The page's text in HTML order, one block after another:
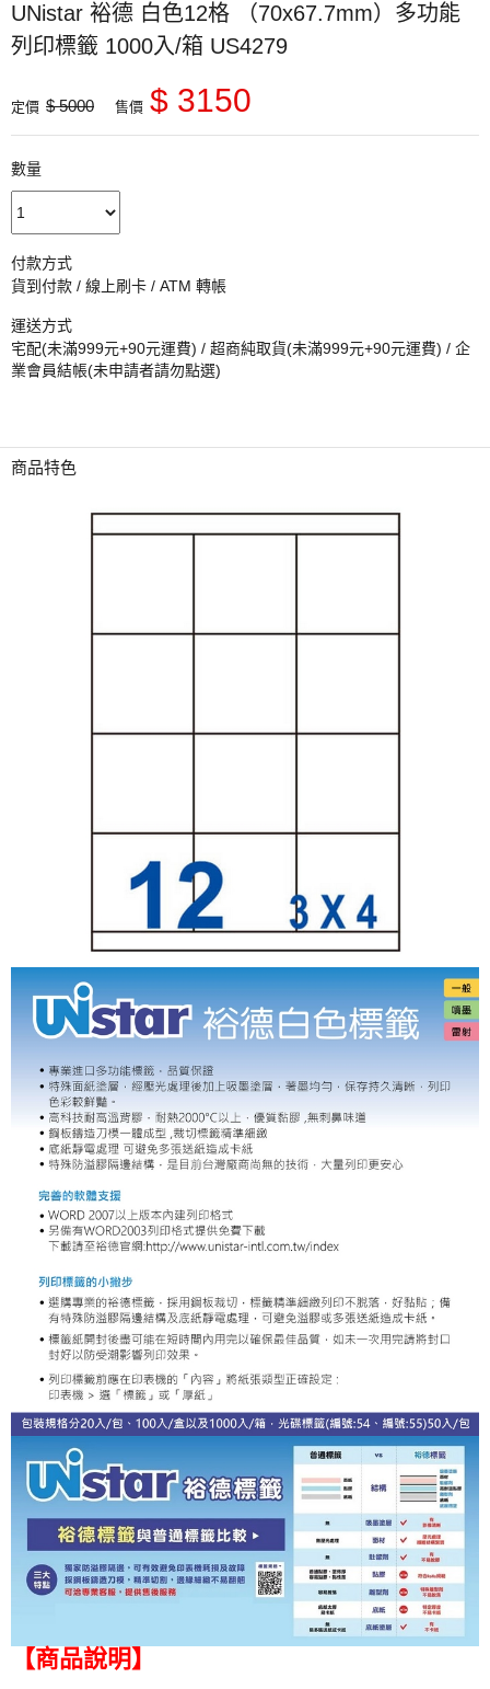
UNistar 裕德 白色12格 （70x67.7mm）多功能
列印標籤 1000入/箱 US4279
定價 $ 5000 售價 $ 3150
數量
付款方式
貨到付款 / 線上刷卡 / ATM 轉帳
運送方式
宅配(未滿999元+90元運費) / 超商純取貨(未滿999元+90元運費) / 企
業會員結帳(未申請者請勿點選)
商品特色
【商品說明】